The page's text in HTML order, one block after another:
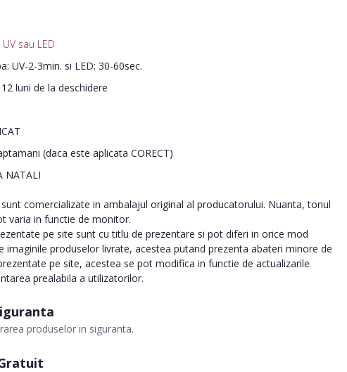
produselor in siguranta.
sau LED
UV-2-3min. si LED: 30-60sec.
luni de la deschidere
(daca este aplicata CORECT)
NATALI
comercializate in ambalajul original al producatorului. Nuanta, tonul
varia in functie de monitor.
pe site sunt cu titlu de prezentare si pot diferi in orice mod
imaginile produselor livrate, acestea putand prezenta abateri minore de
pe site, acestea se pot modifica in functie de actualizarile
prealabila a utilizatorilor.